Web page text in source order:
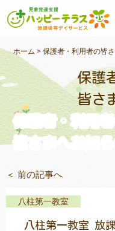
私たちについて
未就学のお子
小学生〜高校
支援事例
教室一覧
ホーム >保護者・利用者の皆
保護
皆さ
保護者・利用
皆さまへお知
＜ 前の記事へ
八柱第一教室
八柱第一教室 放